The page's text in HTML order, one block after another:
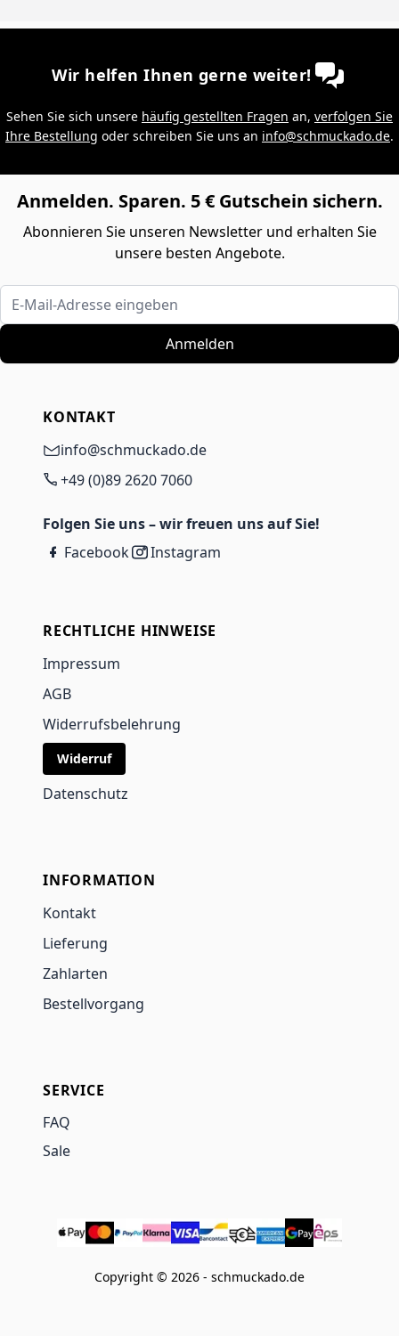
Wir helfen Ihnen gerne weiter!
Sehen Sie sich unsere häufig gestellten Fragen an, verfolgen Sie
Ihre Bestellung oder schreiben Sie uns an info@schmuckado.de.
Anmelden. Sparen. 5 € Gutschein sichern.
Abonnieren Sie unseren Newsletter und erhalten Sie
unsere besten Angebote.
E-Mail-Adresse eingeben
Anmelden
KONTAKT
info@schmuckado.de
+49 (0)89 2620 7060
Folgen Sie uns – wir freuen uns auf Sie!
Facebook
Instagram
RECHTLICHE HINWEISE
Impressum
AGB
Widerrufsbelehrung
Widerruf
Datenschutz
INFORMATION
Kontakt
Lieferung
Zahlarten
Bestellvorgang
SERVICE
FAQ
Sale
Copyright © 2026 - schmuckado.de